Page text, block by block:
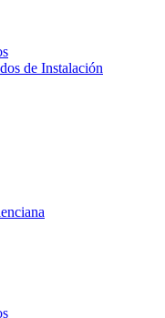
de Instalación